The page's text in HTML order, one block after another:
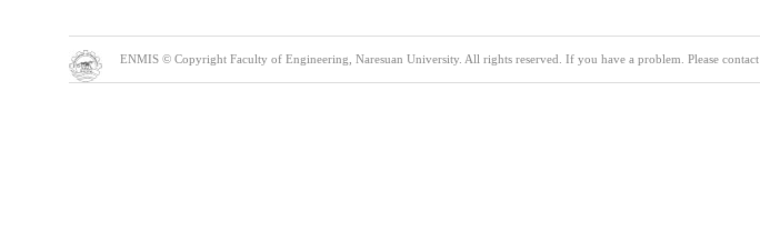
ENMIS © Copyright Faculty of Engineering, Naresuan University. All rights reserved. If you have a problem. Please contact